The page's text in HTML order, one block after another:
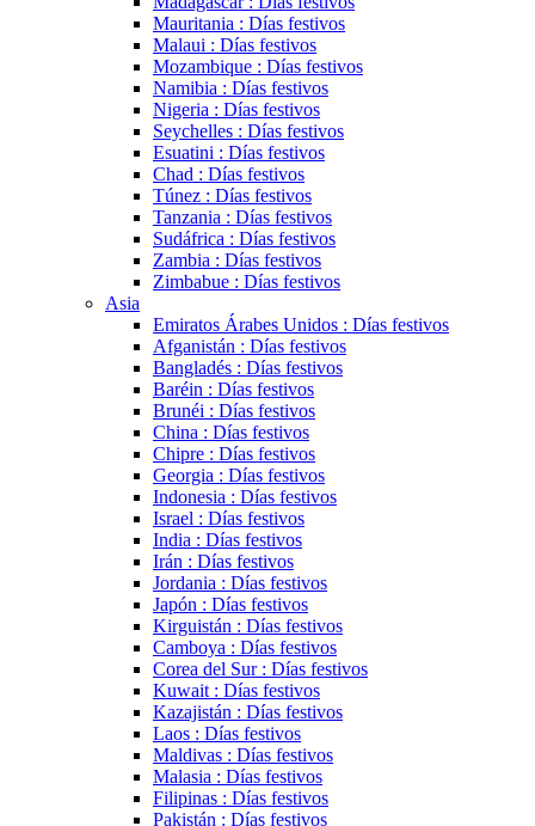
Mauritania : Días festivos
Malaui : Días festivos
Mozambique : Días festivos
Namibia : Días festivos
Nigeria : Días festivos
Seychelles : Días festivos
Esuatini : Días festivos
Chad : Días festivos
Túnez : Días festivos
Tanzania : Días festivos
Sudáfrica : Días festivos
Zambia : Días festivos
Zimbabue : Días festivos
Asia
Emiratos Árabes Unidos : Días festivos
Afganistán : Días festivos
Bangladés : Días festivos
Baréin : Días festivos
Brunéi : Días festivos
China : Días festivos
Chipre : Días festivos
Georgia : Días festivos
Indonesia : Días festivos
Israel : Días festivos
India : Días festivos
Irán : Días festivos
Jordania : Días festivos
Japón : Días festivos
Kirguistán : Días festivos
Camboya : Días festivos
Corea del Sur : Días festivos
Kuwait : Días festivos
Kazajistán : Días festivos
Laos : Días festivos
Maldivas : Días festivos
Malasia : Días festivos
Filipinas : Días festivos
Pakistán : Días festivos